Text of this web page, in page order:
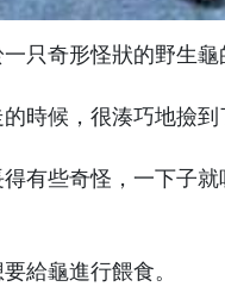
只奇形怪狀的野生龜
時候，很湊巧地撿到
有些奇怪，一下子
給龜進行餵食。